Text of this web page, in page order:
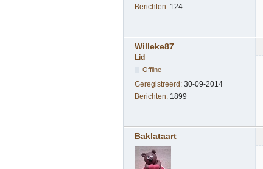
Berichten: 124
Willeke87
Lid
Offline
Geregistreerd: 30-09-2014
Berichten: 1899
Baklataart